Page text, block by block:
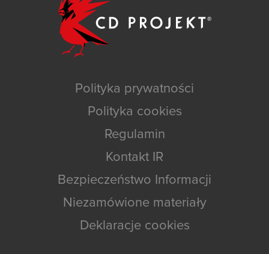
Polityka prywatności
Polityka cookies
Regulamin
Kontakt IR
Bezpieczeństwo Informacji
Niezamówione materiały
Deklaracje cookies